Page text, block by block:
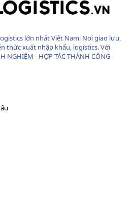
lớn nhất Việt Nam. Nơi giao lưu,
thức xuất nhập khẩu, logistics. Với
NGHIỆM - HỢP TÁC THÀNH CÔNG